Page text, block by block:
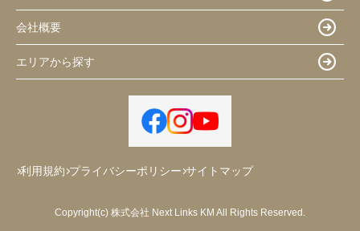
会社概要
エリアから探す
利用規約 プライバシーポリシー サイトマップ
Copyright(c) 株式会社 Next Links KM All Rights Reserved.